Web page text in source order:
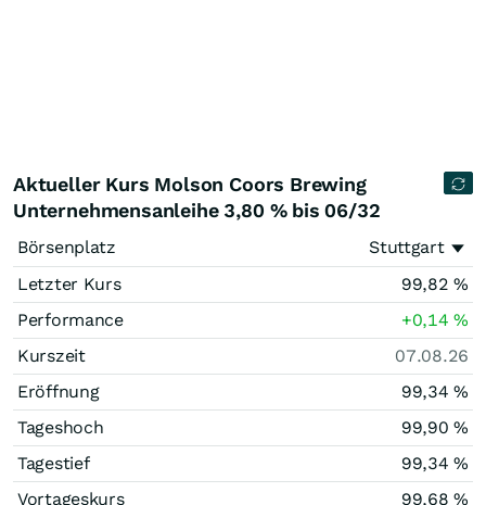
Aktueller Kurs Molson Coors Brewing
Unternehmensanleihe 3,80 % bis 06/32
Börsenplatz
Stuttgart
Letzter Kurs
99,82 %
Performance
+0,14%
Kurszeit
07.08.26
Eröffnung
99,34 %
Tageshoch
99,90 %
Tagestief
99,34 %
Vortageskurs
99,68%